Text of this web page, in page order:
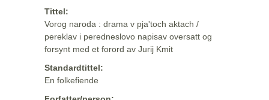
Tittel:
Vorog naroda : drama v pja'toch aktach /
pereklav i peredneslovo napisav oversatt og
forsynt med et forord av Jurij Kmit
Standardtittel:
En folkefiende